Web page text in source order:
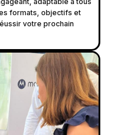
formats, objectifs et
votre prochain